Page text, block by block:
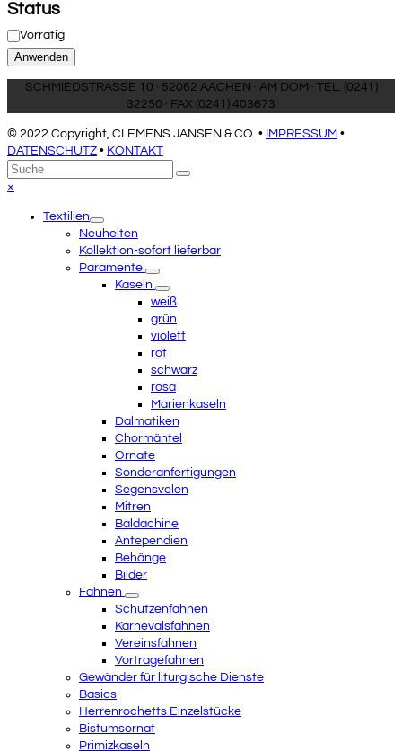
Status
Status
Vorrätig
Anwenden
SCHMIEDSTRASSE 10 · 52062 AACHEN · AM DOM · TEL. (0241)
32250 · FAX (0241) 403673
© 2022 Copyright, CLEMENS JANSEN & CO. • IMPRESSUM •
DATENSCHUTZ • KONTAKT
An
den
scrollen
Suche
Senden
×
menuTextilien
Neuheiten
Kollektion-sofort lieferbar
Paramente
Kaseln
weiß
grün
violett
rot
schwarz
rosa
Marienkaseln
Dalmatiken
Chormäntel
Ornate
Sonderanfertigungen
Segensvelen
Mitren
Baldachine
Antependien
Behänge
Bilder
Fahnen
Schützenfahnen
Karnevalsfahnen
Vereinsfahnen
Vortragefahnen
Gewänder für liturgische Dienste
Basics
Herrenrochetts Einzelstücke
Bistumsornat
Primizkaseln